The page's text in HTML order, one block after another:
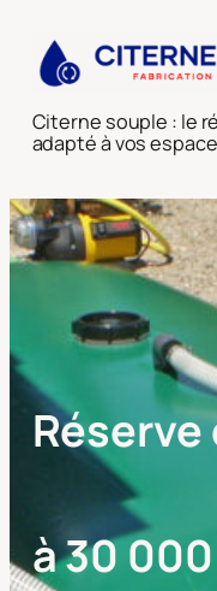
contenu
Citerne souple : le
adapté à vos
Réserve
à 30